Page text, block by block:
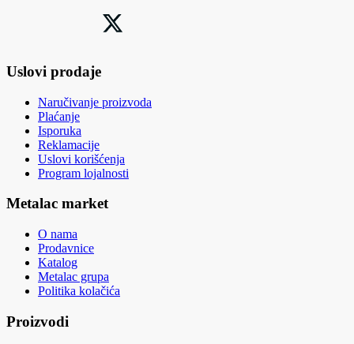
Uslovi prodaje
Naručivanje proizvoda
Plaćanje
Isporuka
Reklamacije
Uslovi korišćenja
Program lojalnosti
Metalac market
O nama
Prodavnice
Katalog
Metalac grupa
Politika kolačića
Proizvodi